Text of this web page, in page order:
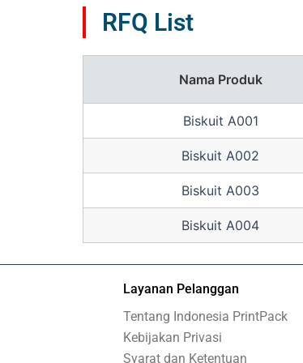
RFQ List
Nama Produk
Biskuit A001
Biskuit A002
Biskuit A003
Biskuit A004
Layanan Pelanggan
Tentang Indonesia PrintPack
Kebijakan Privasi
Syarat dan Ketentuan